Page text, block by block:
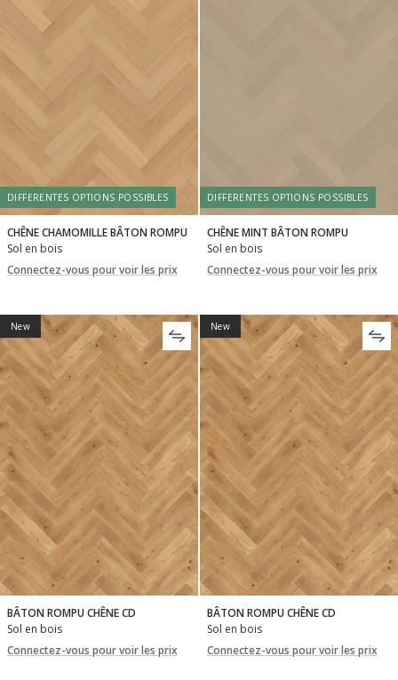
DIFFERENTES OPTIONS POSSIBLES
CHÊNE CHAMOMILLE BÂTON ROMPU
Sol en bois
Connectez-vous pour voir les prix
DIFFERENTES OPTIONS POSSIBLES
CHÊNE MINT BÂTON ROMPU
Sol en bois
Connectez-vous pour voir les prix
New
BÂTON ROMPU CHÊNE CD
Sol en bois
Connectez-vous pour voir les prix
New
BÂTON ROMPU CHÊNE CD
Sol en bois
Connectez-vous pour voir les prix